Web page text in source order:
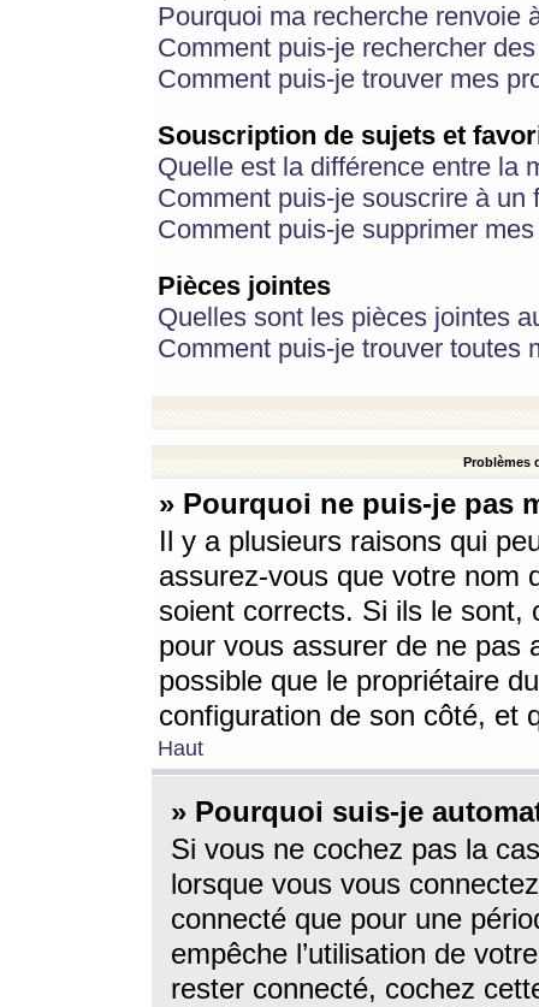
Pourquoi ma recherche renvoie
Comment puis-je rechercher
Comment puis-je trouver mes
Souscription de sujets et
Quelle est la différence entre la
Comment puis-je souscrire à
Comment puis-je supprimer
Pièces jointes
Quelles sont les pièces jointes
Comment puis-je trouver toutes
Problèmes
» Pourquoi ne puis-je pas
Il y a plusieurs raisons qui
assurez-vous que votre nom
soient corrects. Si ils le sont,
pour vous assurer de ne pas
possible que le propriétaire
configuration de son côté, et
Haut
» Pourquoi suis-je
Si vous ne cochez pas la
lorsque vous vous
connecté que pour une
empêche l’utilisation de
rester connecté, cochez